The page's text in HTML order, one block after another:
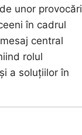
unor provocări
în cadrul
central
rolul
a soluțiilor în